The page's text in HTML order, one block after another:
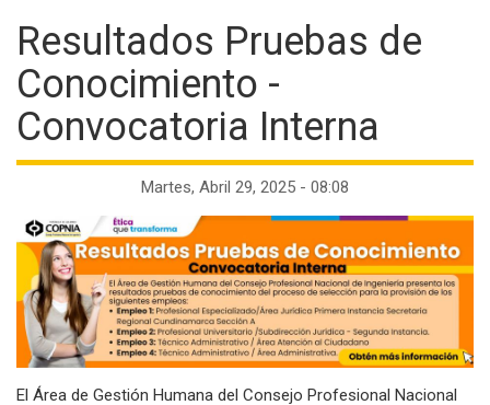
enlaces
de
ayuda
a
la
navegación
Resultados Pruebas de
Conocimiento -
Convocatoria Interna
Martes, Abril 29, 2025 - 08:08
El Área de Gestión Humana del Consejo Profesional Nacional